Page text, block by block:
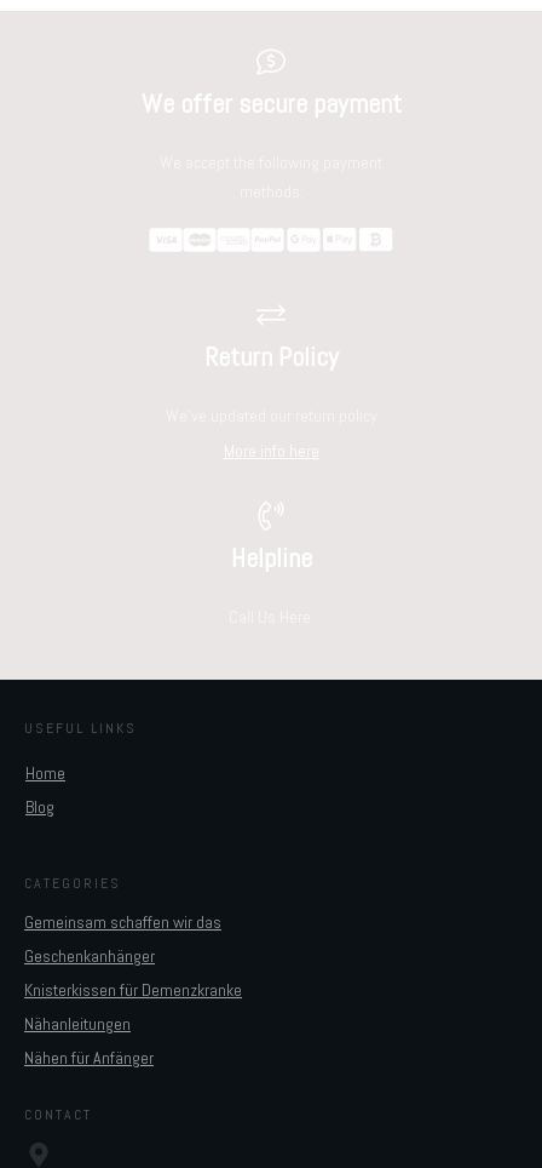
We offer secure payment
Return Policy
More info here
Helpline
USEFUL LINKS
Home
Blog
CATEGORIES
Gemeinsam schaffen wir das
Geschenkanhänger
Knisterkissen für Demenzkranke
Nähanleitungen
Nähen für Anfänger
CONTACT